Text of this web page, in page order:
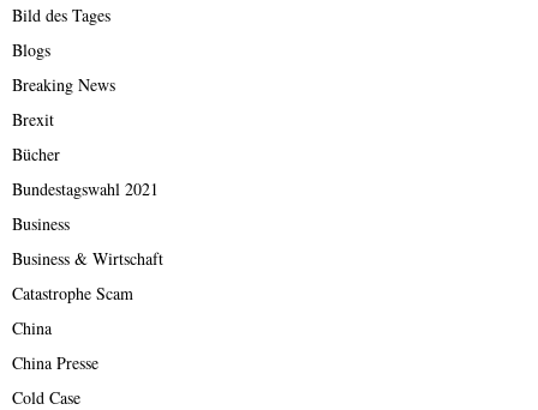
Bild des Tages
Blogs
Breaking News
Brexit
Bücher
Bundestagswahl 2021
Business
Business & Wirtschaft
Catastrophe Scam
China
China Presse
Cold Case